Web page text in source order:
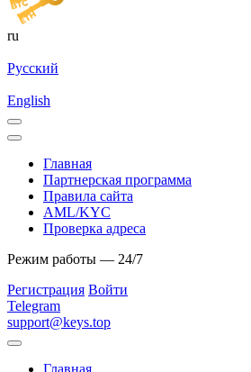
ru
Русский
English
Главная
Партнерская программа
Правила сайта
AML/KYC
Проверка адреса
Режим работы — 24/7
Регистрация Войти
Telegram
support@keys.top
Главная